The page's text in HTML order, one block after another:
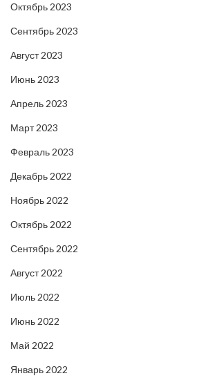
Октябрь 2023
Сентябрь 2023
Август 2023
Июнь 2023
Апрель 2023
Март 2023
Февраль 2023
Декабрь 2022
Ноябрь 2022
Октябрь 2022
Сентябрь 2022
Август 2022
Июль 2022
Июнь 2022
Май 2022
Январь 2022